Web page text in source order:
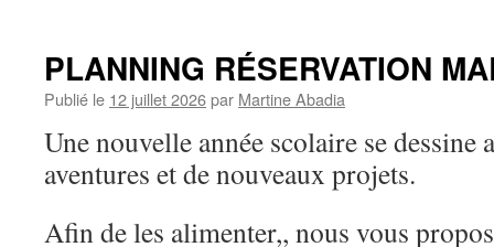
PLANNING RÉSERVATION
Publié le 12 juillet 2026par Martine Abadia
Une nouvelle année scolaire se dessine
aventures et de nouveaux projets.
Afin de les alimenter,, nous vous